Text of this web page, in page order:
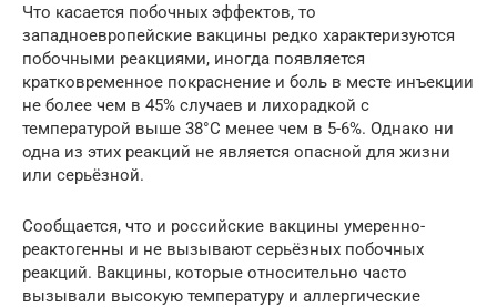
Что касается побочных эффектов, то
западноевропейские вакцины редко характеризуются
побочными реакциями, иногда появляется
кратковременное покраснение и боль в месте инъекции
не более чем в 45% случаев и лихорадкой с
температурой выше 38°C менее чем в 5-6%. Однако ни
одна из этих реакций не является опасной для жизни
или серьёзной.
Сообщается, что и российские вакцины умеренно-
реактогенны и не вызывают серьёзных побочных
реакций. Вакцины, которые относительно часто
вызывали высокую температуру и аллергические